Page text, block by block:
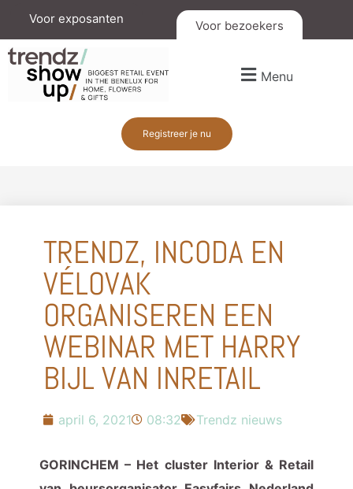
Voor exposanten Voor bezoekers
Menu
Registreer je nu
TRENDZ, INCODA EN
VÉLOVAK
ORGANISEREN EEN
WEBINAR MET HARRY
BIJL VAN INRETAIL
april 6, 2021 08:32 Trendz nieuws
GORINCHEM – Het cluster Interior & Retail